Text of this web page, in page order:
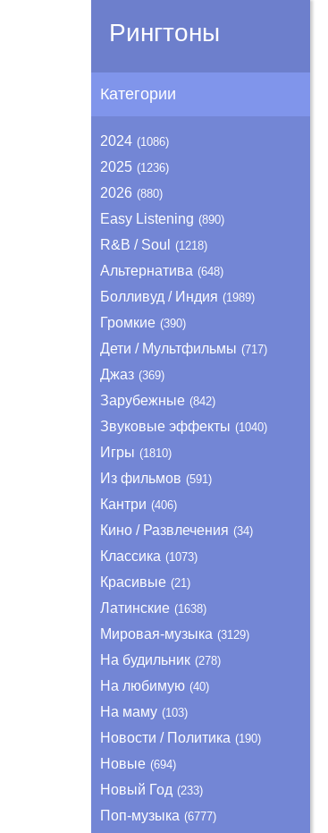
Рингтоны
Категории
2024 (1086)
2025 (1236)
2026 (880)
Easy Listening (890)
R&B / Soul (1218)
Альтернатива (648)
Болливуд / Индия (1989)
Громкие (390)
Дети / Мультфильмы (717)
Джаз (369)
Зарубежные (842)
Звуковые эффекты (1040)
Игры (1810)
Из фильмов (591)
Кантри (406)
Кино / Развлечения (34)
Классика (1073)
Красивые (21)
Латинские (1638)
Мировая-музыка (3129)
На будильник (278)
На любимую (40)
На маму (103)
Новости / Политика (190)
Новые (694)
Новый Год (233)
Поп-музыка (6777)